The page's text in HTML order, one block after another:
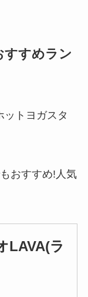
すすめラン
ットヨガスタ
おすすめ!人気
LAVA(ラ